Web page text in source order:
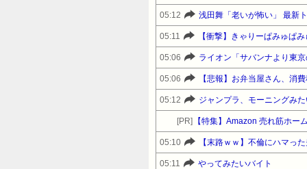
05:12 浅田舞「老いが怖い」 最新
05:11 【衝撃】きゃりーぱみゅぱ
05:06 ライオン「サバンナより東
05:06 【悲報】お弁当屋さん、消
05:12 ジャンプラ、モーニングみ
[PR] 【特集】Amazon 売れ筋ホー
05:10 【末路ｗｗ】不倫にハマっ
05:11 やってみたいバイト